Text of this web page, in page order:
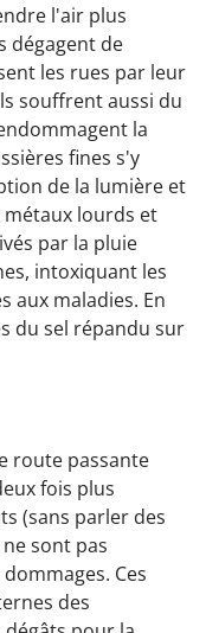
l'air plus
dégagent de
les rues par leur
souffrent aussi du
la
fines s'y
de la lumière et
lourds et
par la pluie
intoxiquant les
aux maladies. En
du sel répandu sur
route passante
fois plus
(sans parler des
sont pas
Ces
des